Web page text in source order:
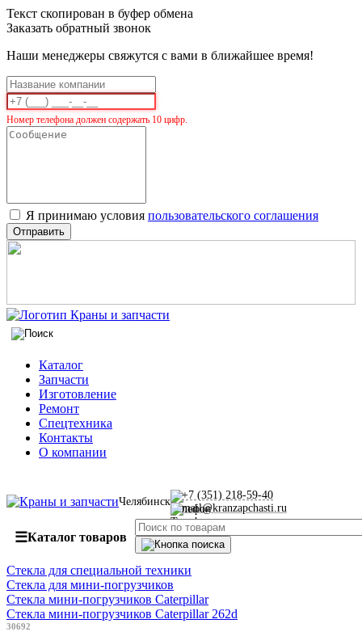
Текст скопирован в буфер обмена
Заказать обратный звонок
Наши менеджеры свяжутся с вами в ближайшее время!
Номер телефона должен содержать 10 цифр.
Я принимаю условия пользовательского соглашения
Отправить
Каталог
Запчасти
Изготовление
Ремонт
Спецтехника
Контакты
О компании
Челябинск
+7 (351) 218-59-40
mail@kranzapchasti.ru
☰Каталог товаров
Стекла для специальной техники
Стекла для мини-погрузчиков
Стекла мини-погрузчиков Caterpillar
Стекла мини-погрузчиков Caterpillar 262d
30692